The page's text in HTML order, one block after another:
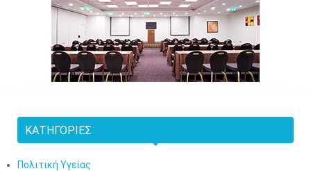
ΚΑΤΗΓΟΡΊΕΣ
Πολιτική Υγείας